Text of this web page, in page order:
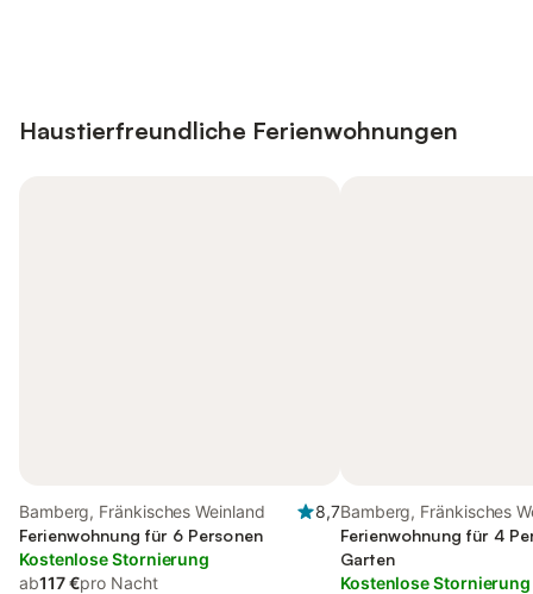
Haustierfreundliche Ferienwohnungen
Bamberg, Fränkisches Weinland
8,7
Ferienwohnung für 6 Personen
Kostenlose Stornierung
ab117 €pro Nacht
Bamberg, Fränkisches
Ferienwohnung für 4
Garten
Kostenlose Stornierung